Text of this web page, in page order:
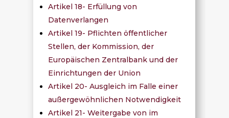
Artikel 18- Erfüllung von
Datenverlangen
Artikel 19- Pflichten öffentlicher
Stellen, der Kommission, der
Europäischen Zentralbank und der
Einrichtungen der Union
Artikel 20- Ausgleich im Falle einer
außergewöhnlichen Notwendigkeit
Artikel 21- Weitergabe von im